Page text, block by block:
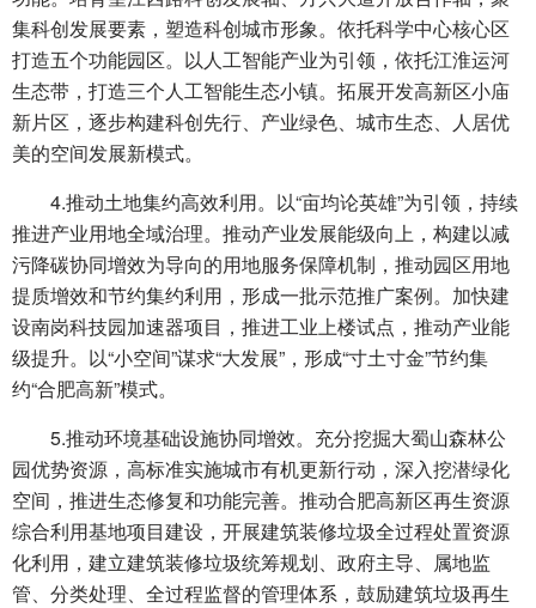
集科创发展要素，塑造科创城市形象。依托科学中心核心区
打造五个功能园区。以人工智能产业为引领，依托江淮运河
生态带，打造三个人工智能生态小镇。拓展开发高新区小庙
新片区，逐步构建科创先行、产业绿色、城市生态、人居优
美的空间发展新模式。
4.推动土地集约高效利用。以“亩均论英雄”为引领，持续
推进产业用地全域治理。推动产业发展能级向上，构建以减
污降碳协同增效为导向的用地服务保障机制，推动园区用地
提质增效和节约集约利用，形成一批示范推广案例。加快建
设南岗科技园加速器项目，推进工业上楼试点，推动产业能
级提升。以“小空间”谋求“大发展”，形成“寸土寸金”节约集
约“合肥高新”模式。
5.推动环境基础设施协同增效。充分挖掘大蜀山森林公
园优势资源，高标准实施城市有机更新行动，深入挖潜绿化
空间，推进生态修复和功能完善。推动合肥高新区再生资源
综合利用基地项目建设，开展建筑装修垃圾全过程处置资源
化利用，建立建筑装修垃圾统筹规划、政府主导、属地监
管、分类处理、全过程监督的管理体系，鼓励建筑垃圾再生